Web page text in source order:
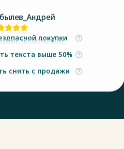
авторских прав
покупки
текста выше 50%
снять с продажи